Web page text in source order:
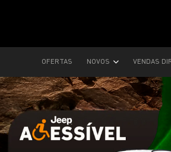
OFERTAS NOVOS VENDAS